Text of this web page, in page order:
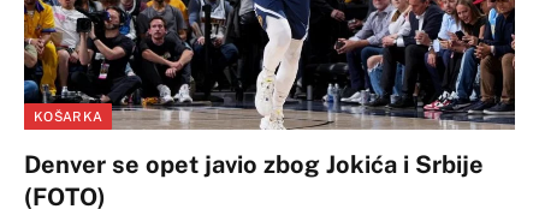
KOŠARKA
Denver se opet javio zbog Jokića i Srbije
(FOTO)